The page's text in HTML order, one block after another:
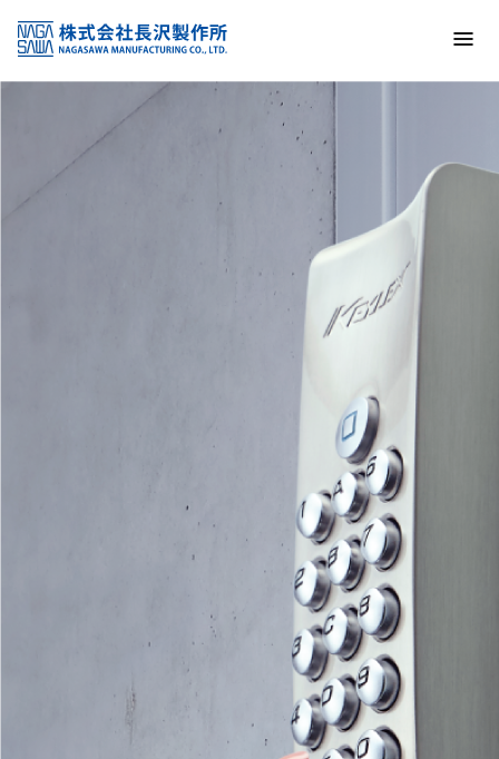
NAGASAWA MFG. CO., LTD.
信頼と技術で未来の安全を支える